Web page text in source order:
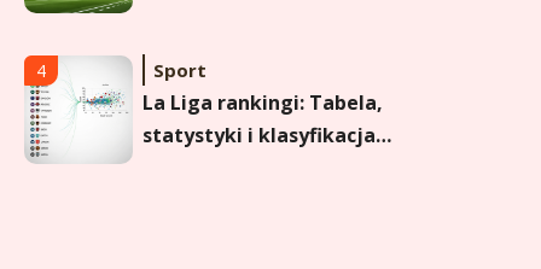
4 Sport
La Liga rankingi: Tabela,
statystyki i klasyfikacja